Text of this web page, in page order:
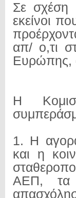
Σε σχέση
εκείνοι
απ/ ο,τι
Ευρώπης,
Η
1. H
και η
ΑΕΠ, τα